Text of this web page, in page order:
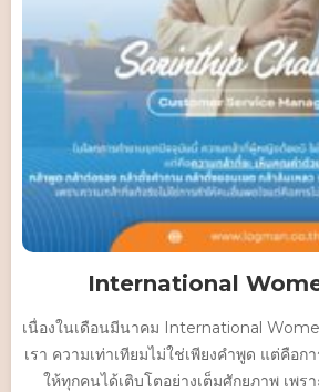
International
เนื่องในเดือนมีนาคม International
เรา ความเท่าเทียมไม่ใช่เพียงคำพูด แต่คือก
ให้ทุกคนได้เติบโตอย่างเต็มศักยภาพ เพร